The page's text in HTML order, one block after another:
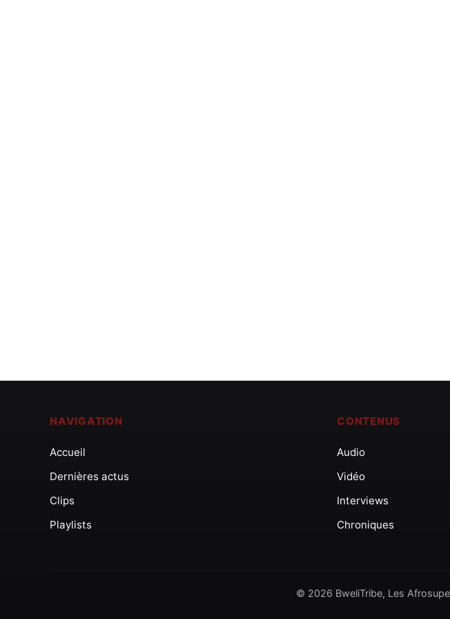
NAVIGATION
Accueil
Dernières actus
Clips
Playlists
CONTENUS
Audio
Vidéo
Interviews
Chroniques
© 2026 BweliTribe, Les